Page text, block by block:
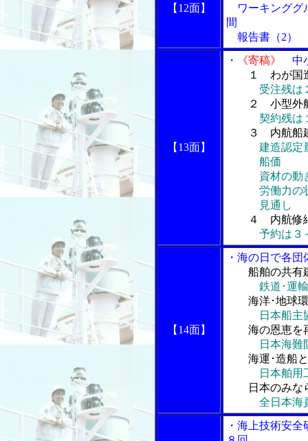
【12面】
ワーキンググ
間
報告書（2）
【13面】
・ 《寄稿》
中
１ わが国
受注残は
２ 小型外航
契約残は
３ 内航船
建造認定
船価
資材の動
労働力の
見通し
４ 内航修
予約は３
【14面】
・海の日で各団
船舶の共有
鉄道･運
海洋･地球
日本船
海の恩恵を
日本海
海運･造船
日本舶
日本のみな
全日本海
・海上技術安